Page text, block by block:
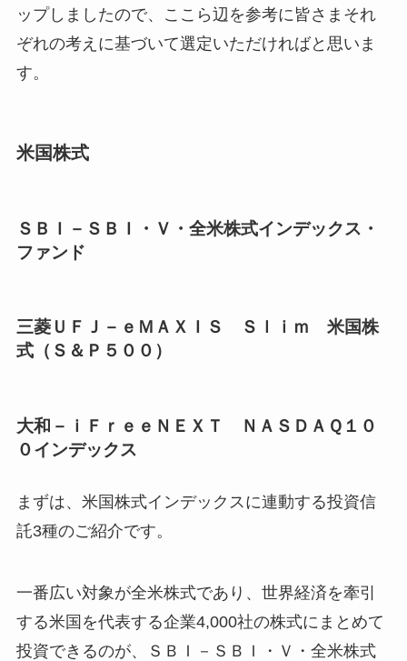
ップしましたので、ここら辺を参考に皆さまそれ
ぞれの考えに基づいて選定いただければと思いま
す。
米国株式
ＳＢＩ－ＳＢＩ・Ｖ・全米株式インデックス・
ファンド
三菱ＵＦＪ－ｅＭＡＸＩＳ Ｓｌｉｍ 米国株
式（Ｓ＆Ｐ５００）
大和－ｉＦｒｅｅＮＥＸＴ ＮＡＳＤＡＱ１０
０インデックス
まずは、米国株式インデックスに連動する投資信
託3種のご紹介です。
一番広い対象が全米株式であり、世界経済を牽引
する米国を代表する企業4,000社の株式にまとめて
投資できるのが、ＳＢＩ－ＳＢＩ・Ｖ・全米株式